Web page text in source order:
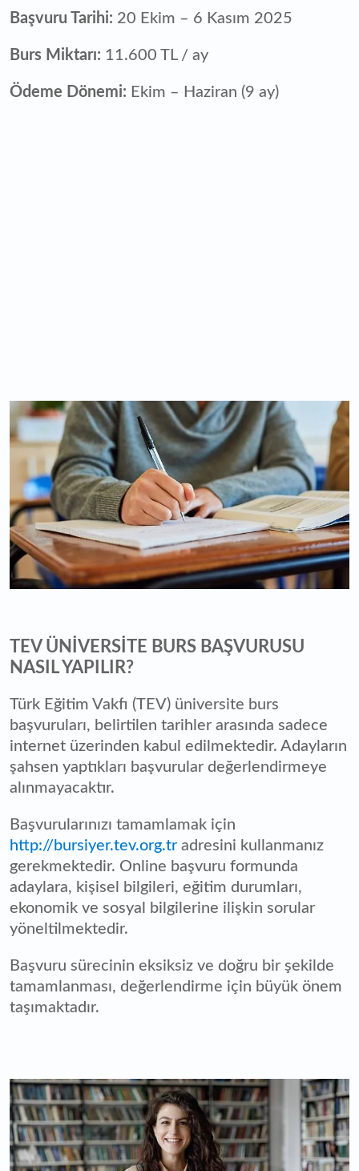
Başvuru Tarihi: 20 Ekim – 6 Kasım 2025
Burs Miktarı: 11.600 TL / ay
Ödeme Dönemi: Ekim – Haziran (9 ay)
TEV ÜNİVERSİTE BURS BAŞVURUSU
NASIL YAPILIR?
Türk Eğitim Vakfı (TEV) üniversite burs
başvuruları, belirtilen tarihler arasında sadece
internet üzerinden kabul edilmektedir. Adayların
şahsen yaptıkları başvurular değerlendirmeye
alınmayacaktır.
Başvurularınızı tamamlamak için
http://bursiyer.tev.org.tradresini kullanmanız
gerekmektedir. Online başvuru formunda
adaylara, kişisel bilgileri, eğitim durumları,
ekonomik ve sosyal bilgilerine ilişkin sorular
yöneltilmektedir.
Başvuru sürecinin eksiksiz ve doğru bir şekilde
tamamlanması, değerlendirme için büyük önem
taşımaktadır.